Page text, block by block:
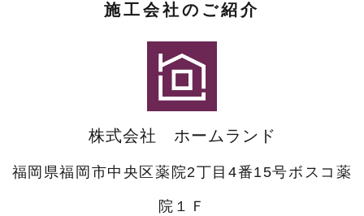
施工会社のご紹介
株式会社 ホームランド
福岡県福岡市中央区薬院2丁目4番15号ボスコ薬
院１Ｆ